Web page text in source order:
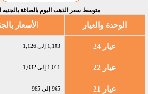
متوسط سعر الذهب اليوم بالصاغة
الوحدة والعيار الأسعار
عيار 24 1,103 إلى 1,126
عيار 22 1,011 إلى 1,032
عيار 21 965 إلى 985